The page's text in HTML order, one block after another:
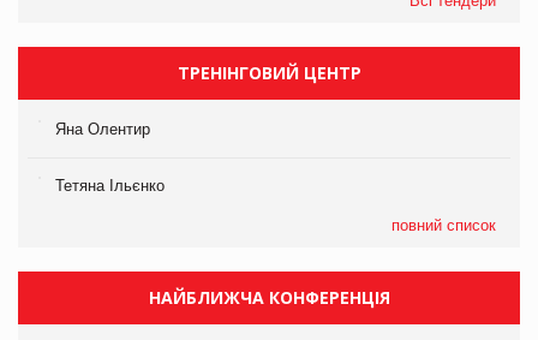
ТРЕНІНГОВИЙ ЦЕНТР
Яна Олентир
Тетяна Ільєнко
повний список
НАЙБЛИЖЧА КОНФЕРЕНЦІЯ